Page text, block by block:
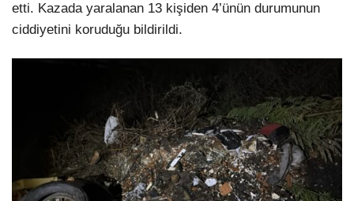
etti. Kazada yaralanan 13 kişiden 4’ünün durumunun
ciddiyetini koruduğu bildirildi.